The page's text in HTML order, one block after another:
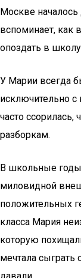
Москве
вспоминает, как
опоздать в
У Марии всегда
исключительно
часто ссорилась,
разборкам.
В школьные годы
миловидной
положительных
класса Мария
которую
мечтала сыграть